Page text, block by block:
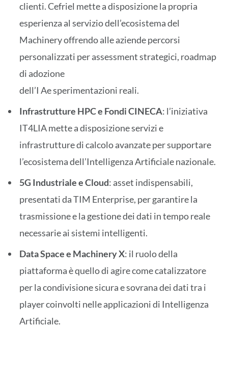
clienti. Cefriel mette a disposizione la propria
esperienza al servizio dell’ecosistema del
Machinery offrendo alle aziende percorsi
personalizzati per assessment strategici, roadmap
di adozione
dell’I Ae sperimentazioni reali.
Infrastrutture HPC e Fondi CINECA: l’iniziativa
IT4LIA mette a disposizione servizi e
infrastrutture di calcolo avanzate per supportare
l’ecosistema dell’Intelligenza Artificiale nazionale.
5G Industriale e Cloud: asset indispensabili,
presentati da TIM Enterprise, per garantire la
trasmissione e la gestione dei dati in tempo reale
necessarie ai sistemi intelligenti.
Data Space e Machinery X: il ruolo della
piattaforma è quello di agire come catalizzatore
per la condivisione sicura e sovrana dei dati tra i
player coinvolti nelle applicazioni di Intelligenza
Artificiale.